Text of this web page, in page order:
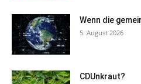
Wenn die
5. August 2026
CDUnkraut?